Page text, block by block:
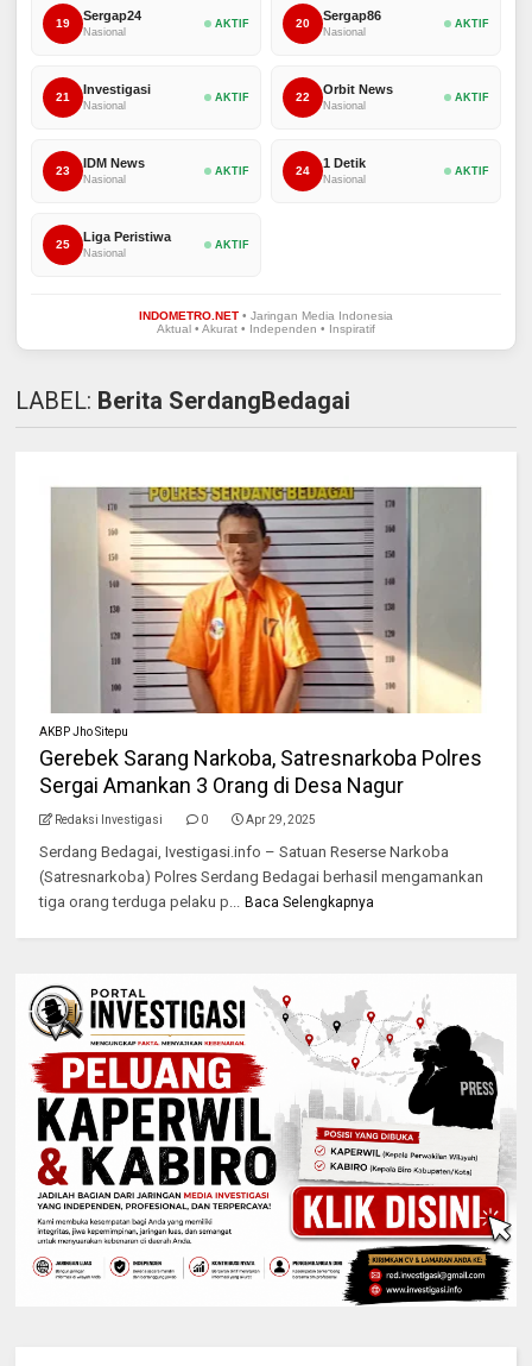
19
Sergap24
Nasional
AKTIF 20
Sergap86
Nasional
AKTIF
21
Investigasi
Nasional
AKTIF 22
Orbit News
Nasional
AKTIF
23
IDM News
Nasional
AKTIF 24
1 Detik
Nasional
AKTIF
25
Liga Peristiwa
Nasional
AKTIF
INDOMETRO.NET• Jaringan Media Indonesia
Aktual • Akurat • Independen • Inspiratif
LABEL: Berita SerdangBedagai
AKBP Jho Sitepu
Gerebek Sarang Narkoba, Satresnarkoba Polres
Sergai Amankan 3 Orang di Desa Nagur
Redaksi Investigasi 0 Apr 29, 2025
Serdang Bedagai, Ivestigasi.info – Satuan Reserse Narkoba
(Satresnarkoba) Polres Serdang Bedagai berhasil mengamankan
tiga orang terduga pelaku p...
Baca Selengkapnya